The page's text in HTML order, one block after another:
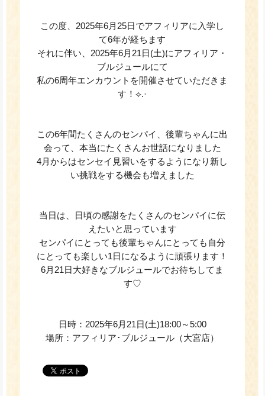
この度、2025年6月25日でアフィリアに入学し
て6年が経ちます
それに伴い、2025年6月21日(土)にアフィリア・
ブルジュールにて
私の6周年エンカウントを開催させていただきま
す！⟡.·
この6年間たくさんのセンパイ、後輩ちゃんに出
会って、本当にたくさんお世話になりました
4月からはセンセイ見習いをするようになり新し
い挑戦をする機会も増えました
当日は、日頃の感謝をたくさんのセンパイに伝
えたいと思っています
センパイにとっても後輩ちゃんにとっても自分
にとっても楽しい1日になるように頑張ります！
6月21日大好きなブルジュールでお待ちしてま
す♡
日時：2025年6月21日(土)18:00～5:00
場所：アフィリア･ブルジュール（大宮店）